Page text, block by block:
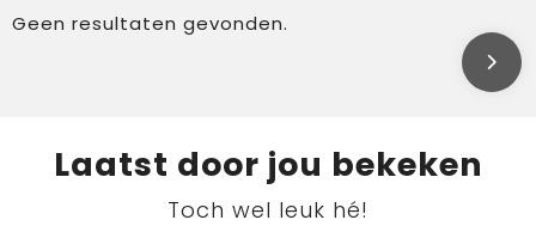
Geen resultaten gevonden.
Laatst door jou bekeken
Toch wel leuk hé!